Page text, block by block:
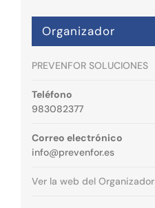
Organizador
PREVENFOR SOLUCIONES
Teléfono
983082377
Correo electrónico
info@prevenfor.es
Ver la web del Organizador